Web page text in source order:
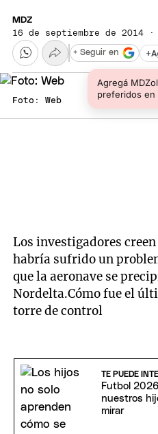
MDZ
16 de septiembre de 2014
+
Agregá
preferidos en
+ Seguir en
Foto: Web
Los investigadores
habría sufrido un
que la aeronave se
Nordelta.Cómo fue el
torre de control
TE PUEDE
Futbol
nuestros
mirar